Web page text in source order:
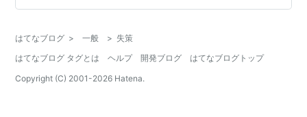
国政府。 一人っ子政策の失策で、中国は１０年もすれば
の覇権を握れると思い頑張ってきたのに、中国共産党の
ために、辛酸を味わうのだから。 今こそ政府に…
はてなブログ > 一般 > 失策
はてなブログ タグとは
ヘルプ 開発ブログ
はてなブログトップ
Copyright (C) 2001-2026 Hatena.